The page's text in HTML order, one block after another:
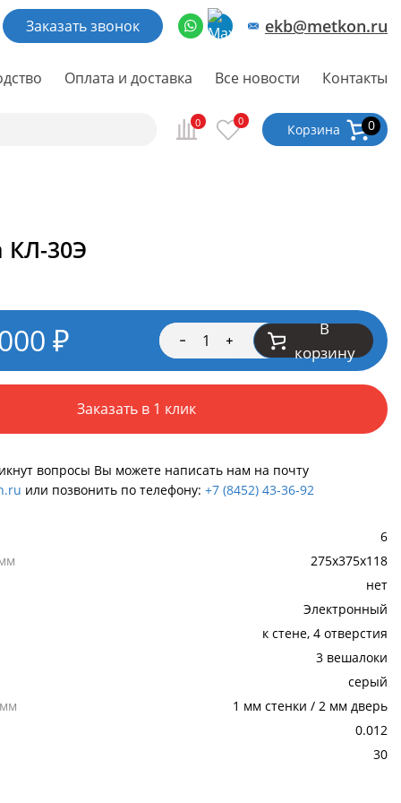
Заказать звонок ekb@metkon.ru
Оплата и доставка Все новости Контакты
0 0 Корзина 0
30Э
₽
В
корзину
Заказать в 1 клик
вопросы Вы можете написать нам на почту
или позвонить по телефону: +7 (8452) 43-36-92
6
275x375x118
нет
Электронный
к стене, 4 отверстия
3 вешалоки
серый
1 мм стенки / 2 мм дверь
0.012
30